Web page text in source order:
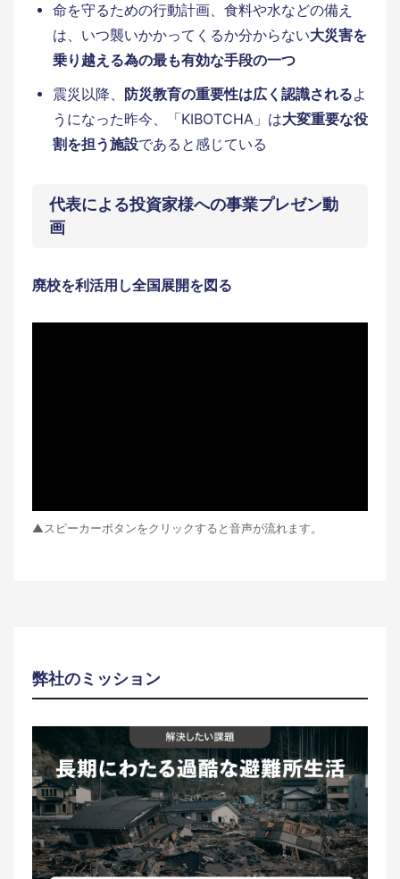
命を守るための行動計画、食料や水などの備え
は、いつ襲いかかってくるか分からない大災害を
乗り越える為の最も有効な手段の一つ
震災以降、
防災教育の重要性は広く認識されるよ
うになった昨今、「KIBOTCHA」は大変重要な役
割を担う施設であると感じている
代表による投資家様への事業プレゼン動
画
廃校を利活用し全国展開を図る
▲スピーカーボタンをクリックすると音声が流れます。
弊社のミッション